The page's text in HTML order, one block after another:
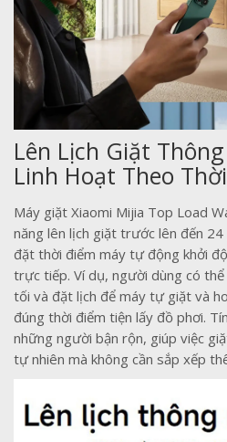
Lên Lịch Giặt
Linh Hoạt Theo
Máy giặt Xiaomi Mijia Top Load
năng lên lịch giặt trước lên đến
đặt thời điểm máy tự động khởi
trực tiếp. Ví dụ, người dùng có
tối và đặt lịch để máy tự giặt và
đúng thời điểm tiện lấy đồ phơi.
những người bận rộn, giúp việc
tự nhiên mà không cần sắp xếp